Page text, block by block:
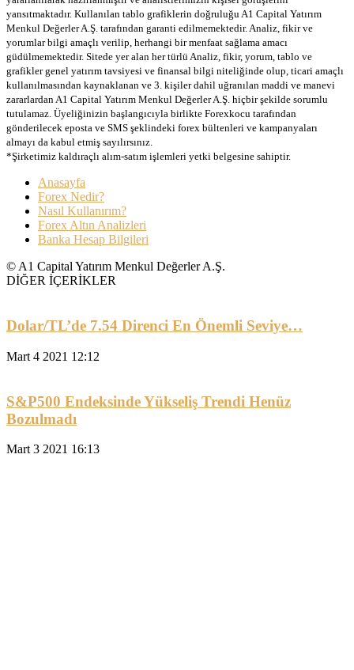
yansıtmaktadır. Kullanılan tablo grafiklerin doğruluğu A1 Capital Yatırım
Menkul Değerler A.Ş. tarafından garanti edilmemektedir. Analiz, fikir ve
yorumlar bilgi amaçlı verilip, herhangi bir menfaat sağlama amacı
güdülmemektedir. Sitede yer alan her türlü Analiz, fikir, yorum, tablo ve
grafikler genel yatırım tavsiyesi ve finansal bilgi niteliğinde olup, ticari amaçlı
kullanılmasından kaynaklanan ve 3. kişiler dahil uğranılan maddi ve manevi
zararlardan A1 Capital Yatırım Menkul Değerler A.Ş. hiçbir şekilde sorumlu
tutulamaz. Üyeliğinizin başlangıcıyla birlikte Forexkocu tarafından
gönderilecek eposta ve SMS şeklindeki forex bültenleri ve kampanyaları
almayı da kabul etmiş sayılırsınız.
*Şirketimiz kaldıraçlı alım-satım işlemleri yetki belgesine sahiptir.
Anasayfa
Forex Nedir?
Nasıl Kullanırım?
Forex Altın Analizleri
Banka Hesap Bilgileri
© A1 Capital Yatırım Menkul Değerler A.Ş.
DİĞER İÇERİKLER
Dolar/TL’de 7.54 Direnci En Önemli Seviye…
Mart 4 2021 12:12
S&P500 Endeksinde Yükseliş Trendi Henüz
Bozulmadı
Mart 3 2021 16:13